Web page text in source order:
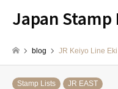
Japan
blog JR Keiyo Line
Stamp Lists JR EAST